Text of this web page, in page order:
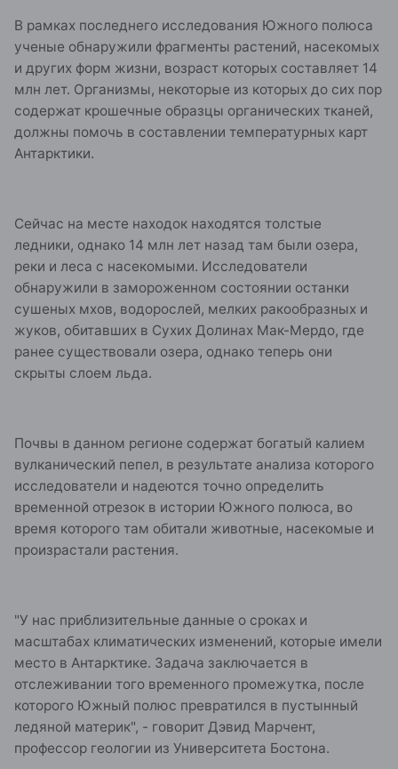
В рамках последнего исследования Южного полюса
ученые обнаружили фрагменты растений, насекомых
и других форм жизни, возраст которых составляет 14
млн лет. Организмы, некоторые из которых до сих пор
содержат крошечные образцы органических тканей,
должны помочь в составлении температурных карт
Антарктики.
Сейчас на месте находок находятся толстые
ледники, однако 14 млн лет назад там были озера,
реки и леса с насекомыми. Исследователи
обнаружили в замороженном состоянии останки
сушеных мхов, водорослей, мелких ракообразных и
жуков, обитавших в Сухих Долинах Мак-Мердо, где
ранее существовали озера, однако теперь они
скрыты слоем льда.
Почвы в данном регионе содержат богатый калием
вулканический пепел, в результате анализа которого
исследователи и надеются точно определить
временной отрезок в истории Южного полюса, во
время которого там обитали животные, насекомые и
произрастали растения.
"У нас приблизительные данные о сроках и
масштабах климатических изменений, которые имели
место в Антарктике. Задача заключается в
отслеживании того временного промежутка, после
которого Южный полюс превратился в пустынный
ледяной материк", - говорит Дэвид Марчент,
профессор геологии из Университета Бостона.